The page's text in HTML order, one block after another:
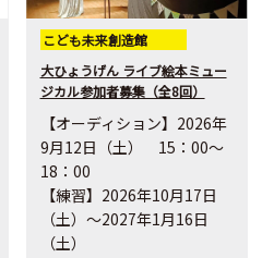
こども未来創造館
大ひょうげん ライブ絵本ミュー
ジカル参加者募集（全8回）
【オーディション】2026年
9月12日（土） 15：00～
18：00
【練習】2026年10月17日
（土）～2027年1月16日
（土）